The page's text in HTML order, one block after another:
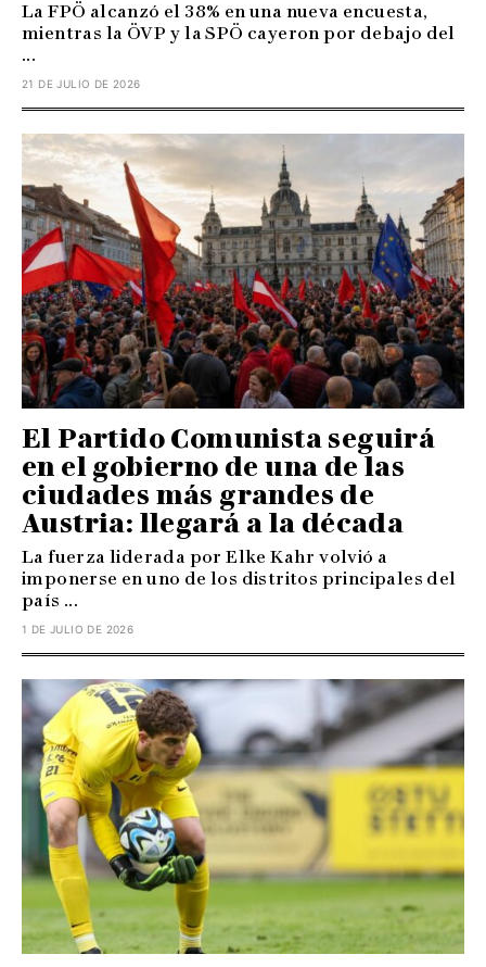
La FPÖ alcanzó el 38% en una nueva encuesta,
mientras la ÖVP y la SPÖ cayeron por debajo del
...
21 DE JULIO DE 2026
El Partido Comunista seguirá
en el gobierno de una de las
ciudades más grandes de
Austria: llegará a la década
La fuerza liderada por Elke Kahr volvió a
imponerse en uno de los distritos principales del
país ...
1 DE JULIO DE 2026